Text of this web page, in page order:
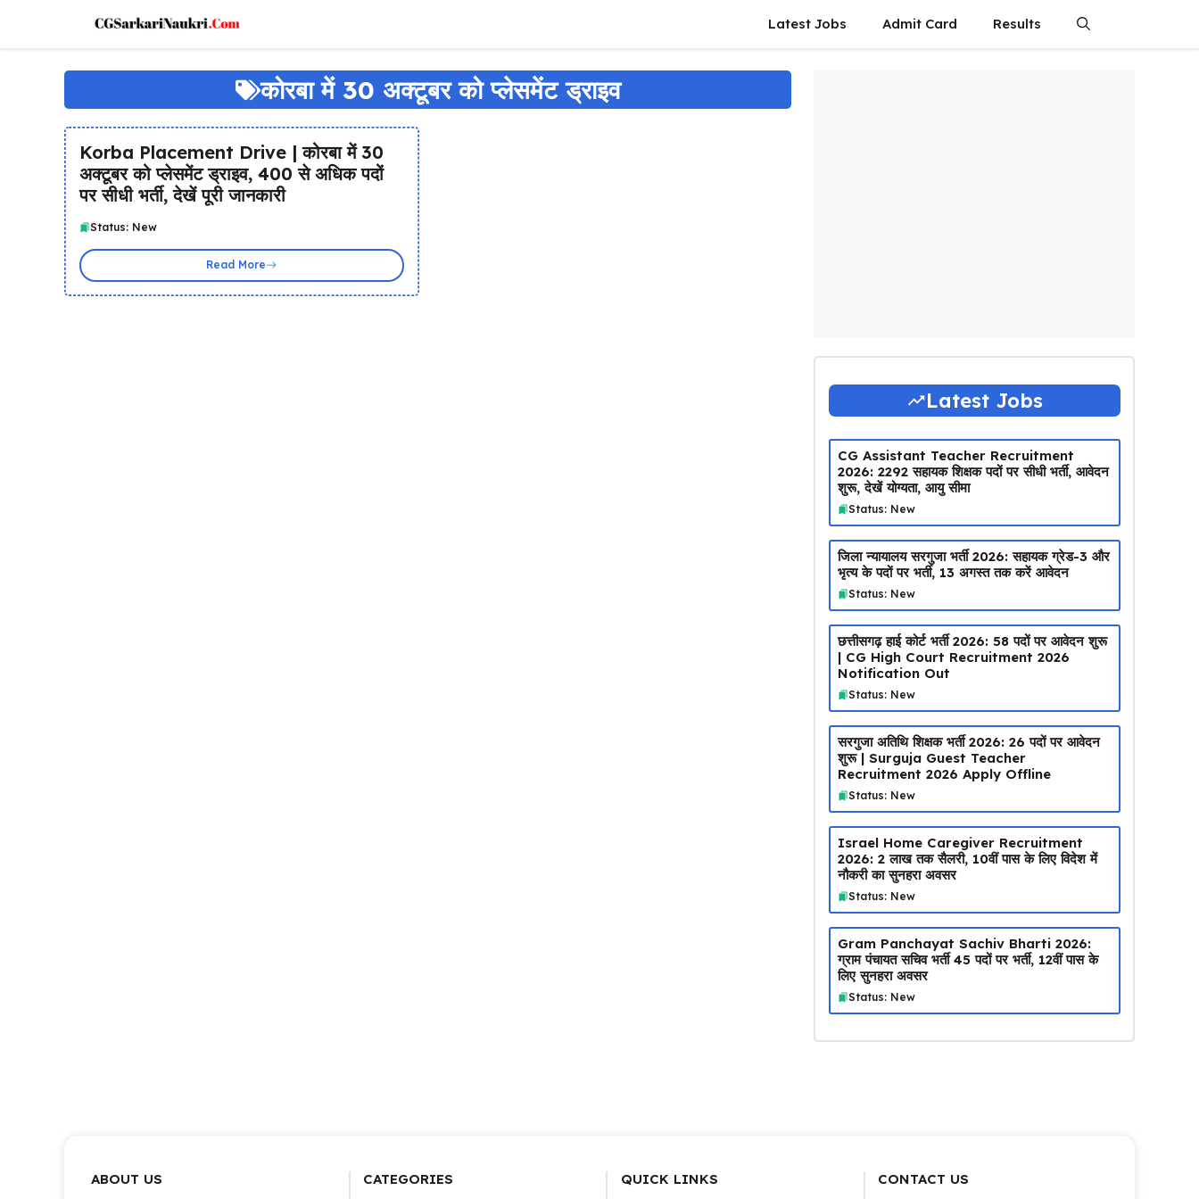
content
Latest Jobs Admit Card Results
कोरबा में 30 अक्टूबर को प्लेसमेंट ड्राइव
Korba Placement Drive | कोरबा में 30
अक्टूबर को प्लेसमेंट ड्राइव, 400 से अधिक पदों
पर सीधी भर्ती, देखें पूरी जानकारी
Status: New
Read More
Latest Jobs
CG Assistant Teacher Recruitment
2026: 2292 सहायक शिक्षक पदों पर सीधी भर्ती, आवेदन
शुरू, देखें योग्यता, आयु सीमा
Status: New
जिला न्यायालय सरगुजा भर्ती 2026: सहायक ग्रेड-3 और
भृत्य के पदों पर भर्ती, 13 अगस्त तक करें आवेदन
Status: New
छत्तीसगढ़ हाई कोर्ट भर्ती 2026: 58 पदों पर आवेदन शुरू
| CG High Court Recruitment 2026
Notification Out
Status: New
सरगुजा अतिथि शिक्षक भर्ती 2026: 26 पदों पर आवेदन
शुरू | Surguja Guest Teacher
Recruitment 2026 Apply Offline
Status: New
Israel Home Caregiver Recruitment
2026: ₹2 लाख तक सैलरी, 10वीं पास के लिए विदेश में
नौकरी का सुनहरा अवसर
Status: New
Gram Panchayat Sachiv Bharti 2026:
ग्राम पंचायत सचिव भर्ती 45 पदों पर भर्ती, 12वीं पास के
लिए सुनहरा अवसर
Status: New
ABOUT US CATEGORIES QUICK LINKS CONTACT US